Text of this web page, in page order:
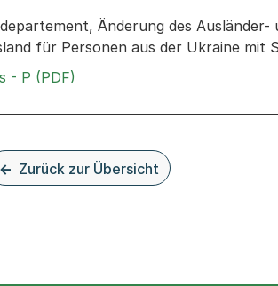
Änderung des
für Personen aus der Ukraine mit
- P (PDF)
Zurück zur Übersicht